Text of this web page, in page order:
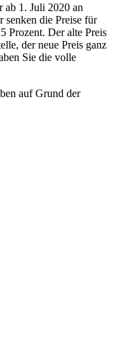
ab 1. Juli 2020 an
senken die Preise für
Prozent. Der alte Preis
der neue Preis ganz
Sie die volle
auf Grund der